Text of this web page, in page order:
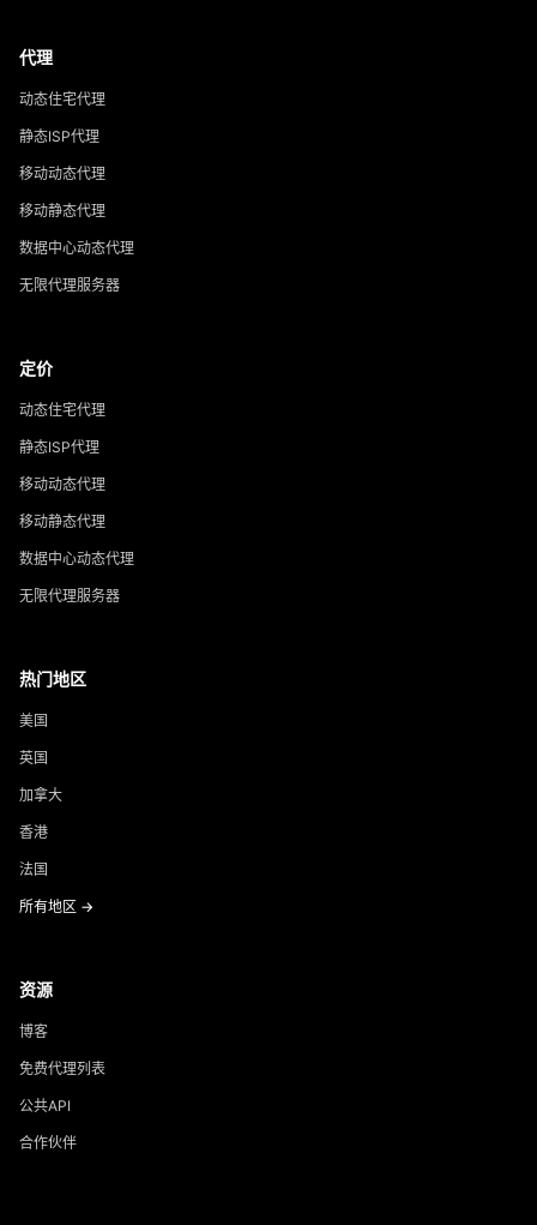
代理
动态住宅代理
静态ISP代理
移动动态代理
移动静态代理
数据中心动态代理
无限代理服务器
定价
动态住宅代理
静态ISP代理
移动动态代理
移动静态代理
数据中心动态代理
无限代理服务器
热门地区
美国
英国
加拿大
香港
法国
所有地区 →
资源
博客
免费代理列表
公共API
合作伙伴